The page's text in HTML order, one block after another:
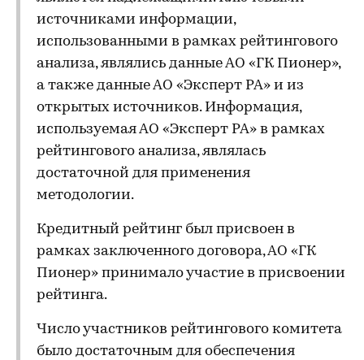
источниками информации,
использованными в рамках рейтингового
анализа, являлись данные АО «ГК Пионер»,
а также данные АО «Эксперт РА» и из
открытых источников. Информация,
используемая АО «Эксперт РА» в рамках
рейтингового анализа, являлась
достаточной для применения
методологии.
Кредитный рейтинг был присвоен в
рамках заключенного договора, АО «ГК
Пионер» принимало участие в присвоении
рейтинга.
Число участников рейтингового комитета
было достаточным для обеспечения